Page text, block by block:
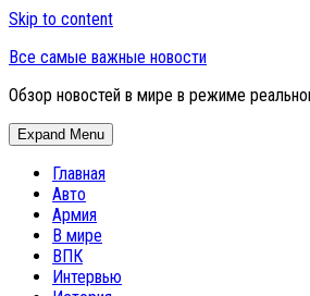
Skip to content
Все самые важные новости
Обзор новостей в мире в режиме
Expand Menu
Главная
Авто
Армия
В мире
ВПК
Интервью